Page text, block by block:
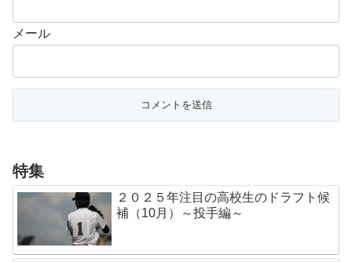
メール
特集
２０２５年注目の高校生のドラフト候
補（10月）～投手編～